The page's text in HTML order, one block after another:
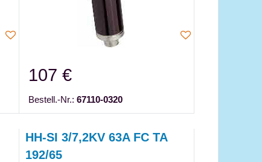
107 €
Bestell.-Nr.:67110-0320
HH-SI 3/7,2KV 63A FC TA
192/65